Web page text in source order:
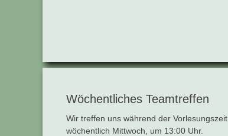
Wöchentliches Teamtreffen
Wir treffen uns während der Vorlesungszeit
wöchentlich Mittwoch, um 13:00 Uhr.